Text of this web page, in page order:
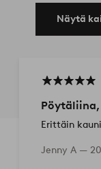
Näytä
Pöytäliina,
Erittäin
Jenny A —